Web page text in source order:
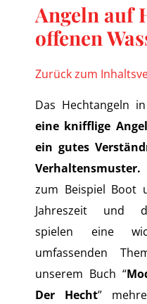
Angeln auf
offenen
Zurück zum
Das Hechtangeln
eine knifflige
ein gutes
Verhaltensmuster.
zum Beispiel Boot
Jahreszeit und
spielen eine
umfassenden
unserem Buch “
Der Hecht”